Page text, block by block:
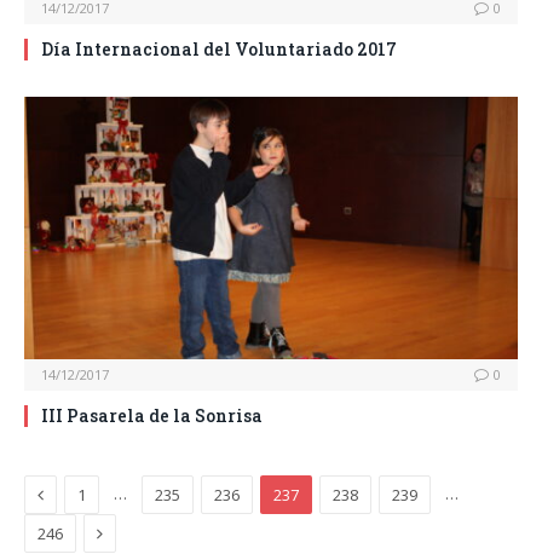
14/12/2017 0
Día Internacional del Voluntariado 2017
14/12/2017 0
III Pasarela de la Sonrisa
Previous
1 … 235 236 237 238 239
…
246
Next